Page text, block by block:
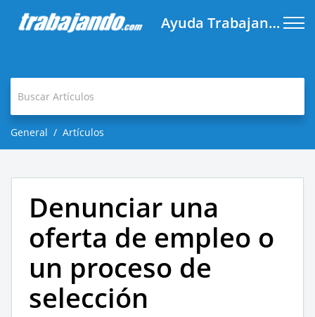
Ayuda Trabajando.com
General Artículos
Denunciar una
oferta de empleo o
un proceso de
selección